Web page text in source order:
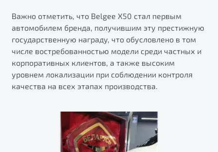
X70
Универсальный кроссовер
от 2 499 990 ₽*
Автомобили в наличии
Тест-драйв
Автокредит
Спецпредложения
Будьте еще более уверены на дорогах с программой
"Помощь на дорогах"
Преимущества программы
Клиентская поддержка
Важно отметить, что Belgee X50 стал первым
автомобилем бренда, получившим эту престижную
государственную награду, что обусловлено в том
числе востребованностью модели среди частных и
корпоративных клиентов, а также высоким
уровнем локализации при соблюдении контроля
качества на всех этапах производства.